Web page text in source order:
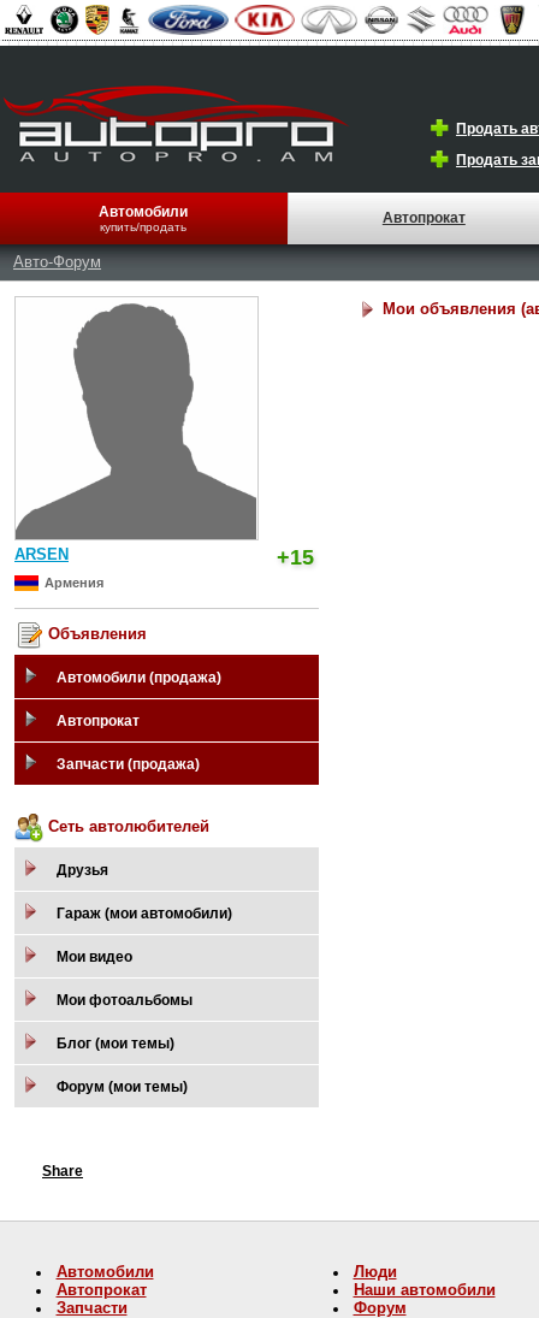
Продать
Продать
Автомобили
купить/продать
Автопрокат
Авто-Форум
ARSEN +15
Армения
Объявления
Автомобили (продажа)
Автопрокат
Запчасти (продажа)
Сеть автолюбителей
Друзья
Гараж (мои автомобили)
Мои видео
Мои фотоальбомы
Блог (мои темы)
Форум (мои темы)
Share
Мои объявления
Автомобили
Автопрокат
Запчасти
Люди
Наши автомобили
Форум